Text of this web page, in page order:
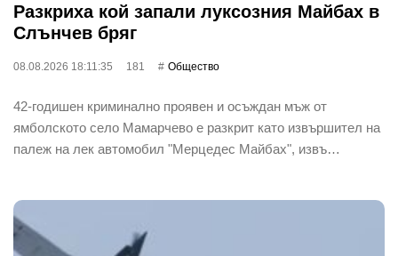
Разкриха кой запали луксозния Майбах в
Слънчев бряг
08.08.2026 18:11:35 181 Общество
42-годишен криминално проявен и осъждан мъж от
ямболското село Мамарчево е разкрит като извършител на
палеж на лек автомобил "Мерцедес Майбах", извъ…